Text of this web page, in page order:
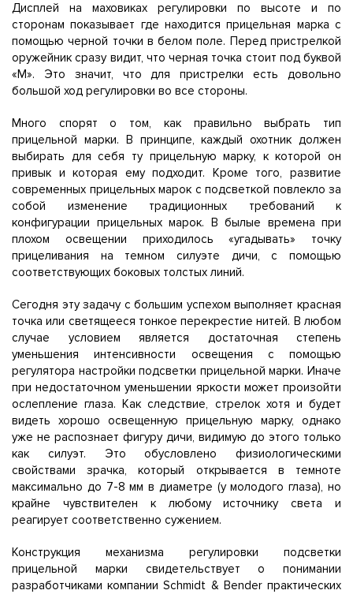
Дисплей на маховиках регулировки по высоте и по
сторонам показывает где находится прицельная марка с
помощью черной точки в белом поле. Перед пристрелкой
оружейник сразу видит, что черная точка стоит под буквой
«М». Это значит, что для пристрелки есть довольно
большой ход регулировки во все стороны.
Много спорят о том, как правильно выбрать тип
прицельной марки. В принципе, каждый охотник должен
выбирать для себя ту прицельную марку, к которой он
привык и которая ему подходит. Кроме того, развитие
современных прицельных марок с подсветкой повлекло за
собой изменение традиционных требований к
конфигурации прицельных марок. В былые времена при
плохом освещении приходилось «угадывать» точку
прицеливания на темном силуэте дичи, с помощью
соответствующих боковых толстых линий.
Сегодня эту задачу с большим успехом выполняет красная
точка или светящееся тонкое перекрестие нитей. В любом
случае условием является достаточная степень
уменьшения интенсивности освещения с помощью
регулятора настройки подсветки прицельной марки. Иначе
при недостаточном уменьшении яркости может произойти
ослепление глаза. Как следствие, стрелок хотя и будет
видеть хорошо освещенную прицельную марку, однако
уже не распознает фигуру дичи, видимую до этого только
как силуэт. Это обусловлено физиологическими
свойствами зрачка, который открывается в темноте
максимально до 7-8 мм в диаметре (у молодого глаза), но
крайне чувствителен к любому источнику света и
реагирует соответственно сужением.
Конструкция механизма регулировки подсветки
прицельной марки свидетельствует о понимании
разработчиками компании Schmidt & Bender практических